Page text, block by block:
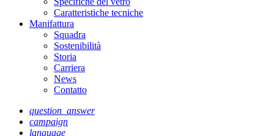
Caratteristiche tecniche
Manifattura
Squadra
Sostenibilità
Storia
Carriera
News
Contatto
question_answer
campaign
language